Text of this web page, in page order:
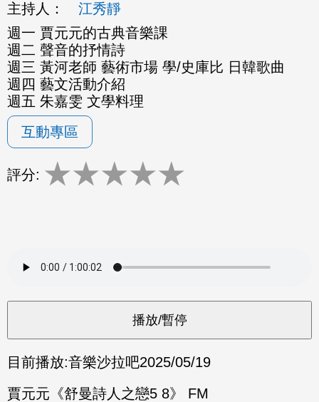
主持人：
江秀靜
週一 賈元元的古典音樂課
週二 聲音的抒情詩
週三 黃河老師 藝術市場 學/史庫比 日韓歌曲
週四 藝文活動介紹
週五 朱嘉雯 文學料理
互動專區
評分: ★★★★★
目前播放:音樂沙拉吧2025/05/19
賈元元《舒曼詩人之戀5 8》 FM